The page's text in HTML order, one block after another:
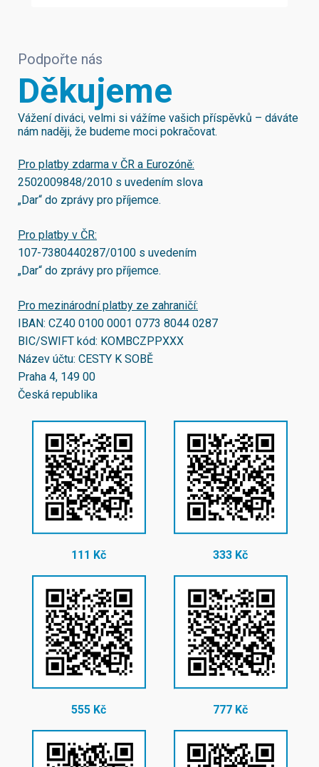
Podpořte nás
Děkujeme
Vážení diváci, velmi si vážíme vašich příspěvků – dáváte
nám naději, že budeme moci pokračovat.
Pro platby zdarma v ČR a Eurozóně:
2502009848/2010 s uvedením slova
„Dar“ do zprávy pro příjemce.
Pro platby v ČR:
107-7380440287/0100 s uvedením
„Dar“ do zprávy pro příjemce.
Pro mezinárodní platby ze zahraničí:
IBAN: CZ40 0100 0001 0773 8044 0287
BIC/SWIFT kód: KOMBCZPPXXX
Název účtu: CESTY K SOBĚ
Praha 4, 149 00
Česká republika
111 Kč 333 Kč
555 Kč 777 Kč